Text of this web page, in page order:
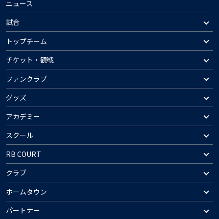
ニュース
試合
トップチーム
チケット・観戦
ファンクラブ
グッズ
アカデミー
スクール
RB COURT
クラブ
ホームタウン
パートナー